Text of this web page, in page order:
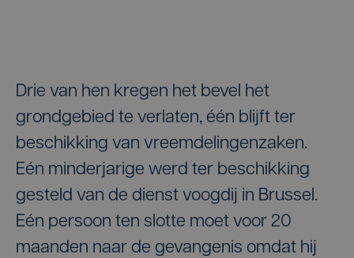
Drie van hen kregen het bevel het
grondgebied te verlaten, één blijft ter
beschikking van vreemdelingenzaken.
Eén minderjarige werd ter beschikking
gesteld van de dienst voogdij in Brussel.
Eén persoon ten slotte moet voor 20
maanden naar de gevangenis omdat hij